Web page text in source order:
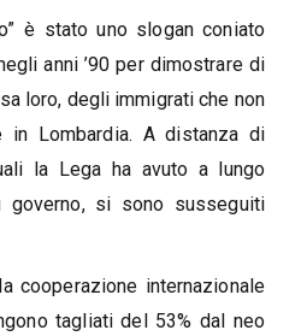
è stato uno slogan coniato
anni ’90 per dimostrare di
loro, degli immigrati che non
in Lombardia. A distanza di
la Lega ha avuto a lungo
governo, si sono susseguiti
cooperazione internazionale
tagliati del 53% dal neo